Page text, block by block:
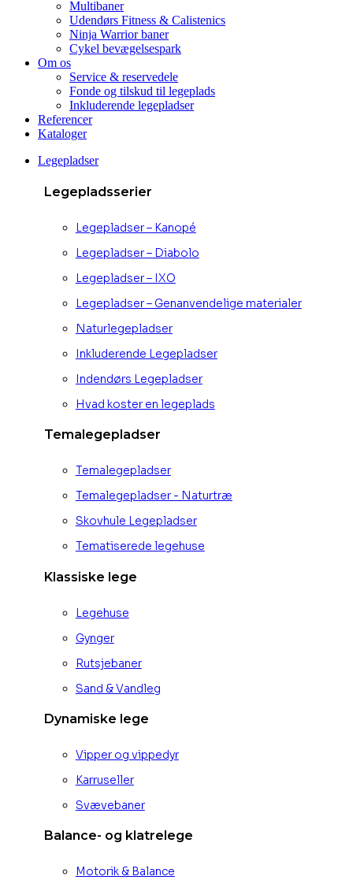
Multibaner
Udendørs Fitness & Calistenics
Ninja Warrior baner
Cykel bevægelsespark
Om os
Service & reservedele
Fonde og tilskud til legeplads
Inkluderende legepladser
Referencer
Kataloger
Legepladser
Legepladsserier
Legepladser – Kanopé
Legepladser – Diabolo
Legepladser – IXO
Legepladser – Genanvendelige materialer
Naturlegepladser
Inkluderende Legepladser
Indendørs Legepladser
Hvad koster en legeplads
Temalegepladser
Temalegepladser
Temalegepladser - Naturtræ
Skovhule Legepladser
Tematiserede legehuse
Klassiske lege
Legehuse
Gynger
Rutsjebaner
Sand & Vandleg
Dynamiske lege
Vipper og vippedyr
Karruseller
Svævebaner
Balance- og klatrelege
Motorik & Balance